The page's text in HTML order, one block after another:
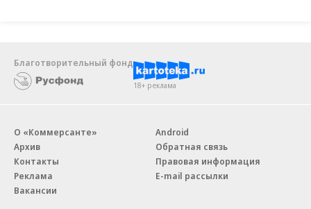
Благотворительный фонд
18+ реклама
О «Коммерсанте»
Архив
Контакты
Реклама
Вакансии
Android
Обратная связь
Правовая информация
E-mail рассылки